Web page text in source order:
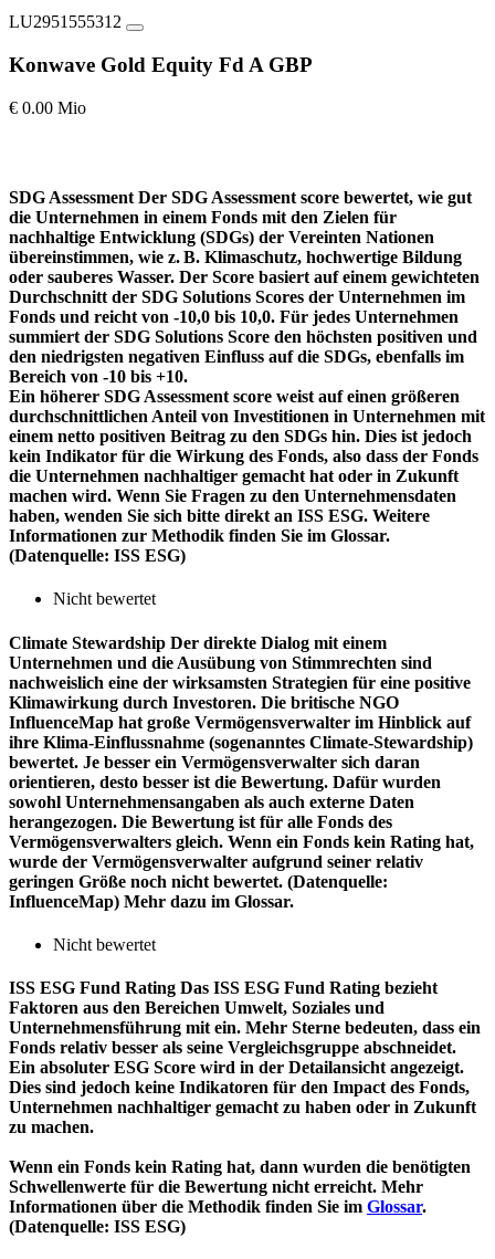
LU2951555312
Konwave Gold Equity Fd A GBP
€ 0.00 Mio
SDG Assessment Der SDG Assessment score bewertet, wie gut
die Unternehmen in einem Fonds mit den Zielen für
nachhaltige Entwicklung (SDGs) der Vereinten Nationen
übereinstimmen, wie z. B. Klimaschutz, hochwertige Bildung
oder sauberes Wasser. Der Score basiert auf einem gewichteten
Durchschnitt der SDG Solutions Scores der Unternehmen im
Fonds und reicht von -10,0 bis 10,0. Für jedes Unternehmen
summiert der SDG Solutions Score den höchsten positiven und
den niedrigsten negativen Einfluss auf die SDGs, ebenfalls im
Bereich von -10 bis +10.
Ein höherer SDG Assessment score weist auf einen größeren
durchschnittlichen Anteil von Investitionen in Unternehmen mit
einem netto positiven Beitrag zu den SDGs hin. Dies ist jedoch
kein Indikator für die Wirkung des Fonds, also dass der Fonds
die Unternehmen nachhaltiger gemacht hat oder in Zukunft
machen wird. Wenn Sie Fragen zu den Unternehmensdaten
haben, wenden Sie sich bitte direkt an ISS ESG. Weitere
Informationen zur Methodik finden Sie im Glossar.
(Datenquelle: ISS ESG)
Nicht bewertet
Climate Stewardship Der direkte Dialog mit einem
Unternehmen und die Ausübung von Stimmrechten sind
nachweislich eine der wirksamsten Strategien für eine positive
Klimawirkung durch Investoren. Die britische NGO
InfluenceMap hat große Vermögensverwalter im Hinblick auf
ihre Klima-Einflussnahme (sogenanntes Climate-Stewardship)
bewertet. Je besser ein Vermögensverwalter sich daran
orientieren, desto besser ist die Bewertung. Dafür wurden
sowohl Unternehmensangaben als auch externe Daten
herangezogen. Die Bewertung ist für alle Fonds des
Vermögensverwalters gleich. Wenn ein Fonds kein Rating hat,
wurde der Vermögensverwalter aufgrund seiner relativ
geringen Größe noch nicht bewertet. (Datenquelle:
InfluenceMap) Mehr dazu im Glossar.
Nicht bewertet
ISS ESG Fund Rating Das ISS ESG Fund Rating bezieht
Faktoren aus den Bereichen Umwelt, Soziales und
Unternehmensführung mit ein. Mehr Sterne bedeuten, dass ein
Fonds relativ besser als seine Vergleichsgruppe abschneidet.
Ein absoluter ESG Score wird in der Detailansicht angezeigt.
Dies sind jedoch keine Indikatoren für den Impact des Fonds,
Unternehmen nachhaltiger gemacht zu haben oder in Zukunft
zu machen.
Wenn ein Fonds kein Rating hat, dann wurden die benötigten
Schwellenwerte für die Bewertung nicht erreicht. Mehr
Informationen über die Methodik finden Sie im Glossar.
(Datenquelle: ISS ESG)